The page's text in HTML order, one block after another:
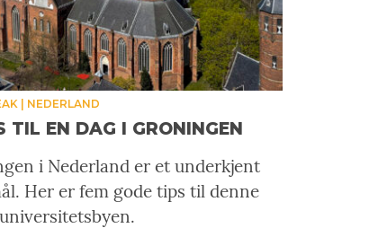
NEDERLAND
TIL EN DAG I GRONINGEN
i Nederland er et underkjent
Her er fem gode tips til denne